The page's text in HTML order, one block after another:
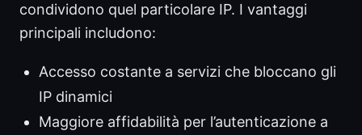
condividono quel particolare IP. I vantaggi
principali includono:
Accesso costante a servizi che bloccano gli
IP dinamici
Maggiore affidabilità per l’autenticazione a